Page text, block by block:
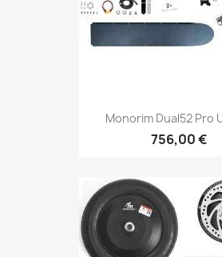
Monorim Dual52 Pro
756,00 €